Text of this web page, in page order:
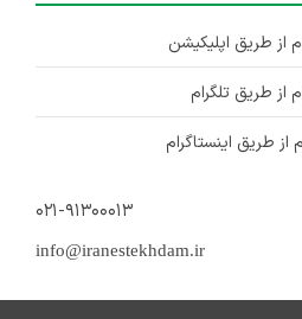
از طریق اپلیکیشن
طریق تلگرام
طریق اینستاگرام
۰۲۱-۹۱۳۰۰۰۱۳
info@iranestekhdam.ir